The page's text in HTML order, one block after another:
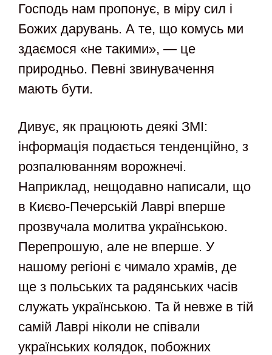
Господь нам пропонує, в міру сил і
Божих дарувань. А те, що комусь ми
здаємося «не такими», — це
природньо. Певні звинувачення
мають бути.
Дивує, як працюють деякі ЗМІ:
інформація подається тенденційно, з
розпалюванням ворожнечі.
Наприклад, нещодавно написали, що
в Києво-Печерській Лаврі вперше
прозвучала молитва українською.
Перепрошую, але не вперше. У
нашому регіоні є чимало храмів, де
ще з польських та радянських часів
служать українською. Та й невже в тій
самій Лаврі ніколи не співали
українських колядок, побожних